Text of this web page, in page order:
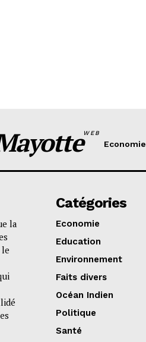
WEB
Economie
la
Catégories
Economie
Education
Environnement
Faits divers
Océan Indien
Politique
Santé